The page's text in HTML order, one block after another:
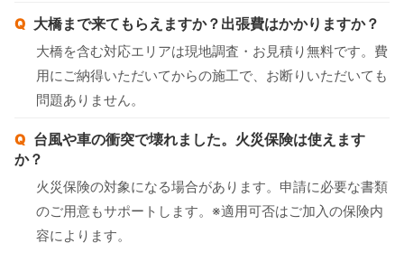
大橋まで来てもらえますか？出張費はかかりますか？
大橋を含む対応エリアは現地調査・お見積り無料です。費
用にご納得いただいてからの施工で、お断りいただいても
問題ありません。
台風や車の衝突で壊れました。火災保険は使えます
か？
火災保険の対象になる場合があります。申請に必要な書類
のご用意もサポートします。※適用可否はご加入の保険内
容によります。